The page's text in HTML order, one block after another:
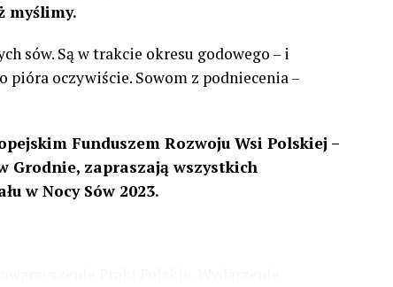
myślimy.
sów. Są w trakcie okresu godowego – i
pióra oczywiście. Sowom z podniecenia –
Funduszem Rozwoju Wsi Polskiej –
Grodnie, zapraszają wszystkich
w Nocy Sów 2023.